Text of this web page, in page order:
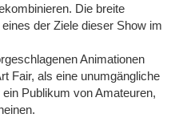
Die breite
der Ziele dieser Show im
Animationen
Fair, als eine unumgängliche
Publikum von Amateuren,